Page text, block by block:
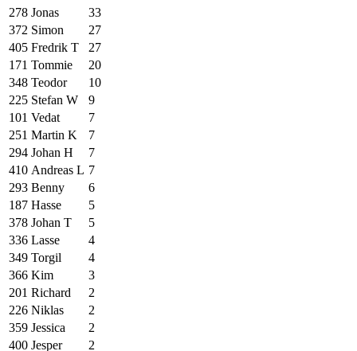
278 Jonas
33
372 Simon
27
405 Fredrik T
27
171 Tommie
20
348 Teodor
10
225 Stefan W
9
101 Vedat
7
251 Martin K
7
294 Johan H
7
410 Andreas L 7
293 Benny
6
187 Hasse
5
378 Johan T
5
336 Lasse
4
349 Torgil
4
366 Kim
3
201 Richard
2
226 Niklas
2
359 Jessica
2
400 Jesper 2